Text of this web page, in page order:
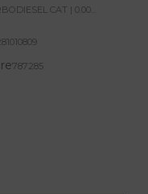
CAT | 0.00...
787285